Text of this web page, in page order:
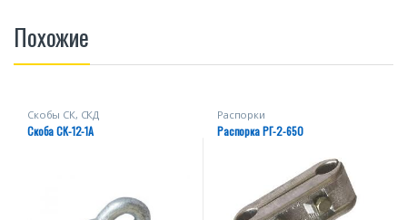
Похожие
Скобы СК, СКД
Скоба СК-12-1А
Распорки
Распорка РГ-2-650